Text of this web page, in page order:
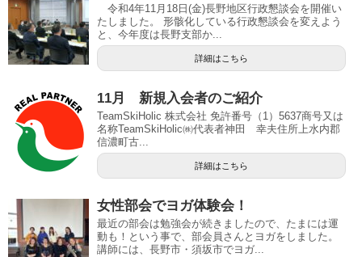
令和4年11月18日(金)長野地区行政懇談会を開催い
たしました。 形骸化している行政懇談会を変えよう
と、今年度は長野支部か...
詳細はこちら
11月 新規入会者のご紹介
TeamSkiHolic 株式会社 免許番号（1）5637商号又は
名称TeamSkiHolic㈱代表者神田 幸夫住所上水内郡
信濃町古...
詳細はこちら
女性部会でヨガ体験会！
最近の部会は勉強会が続きましたので、たまには運
動も！という事で、部会員さんとヨガをしました。
講師には、長野市・須坂市でヨガ...